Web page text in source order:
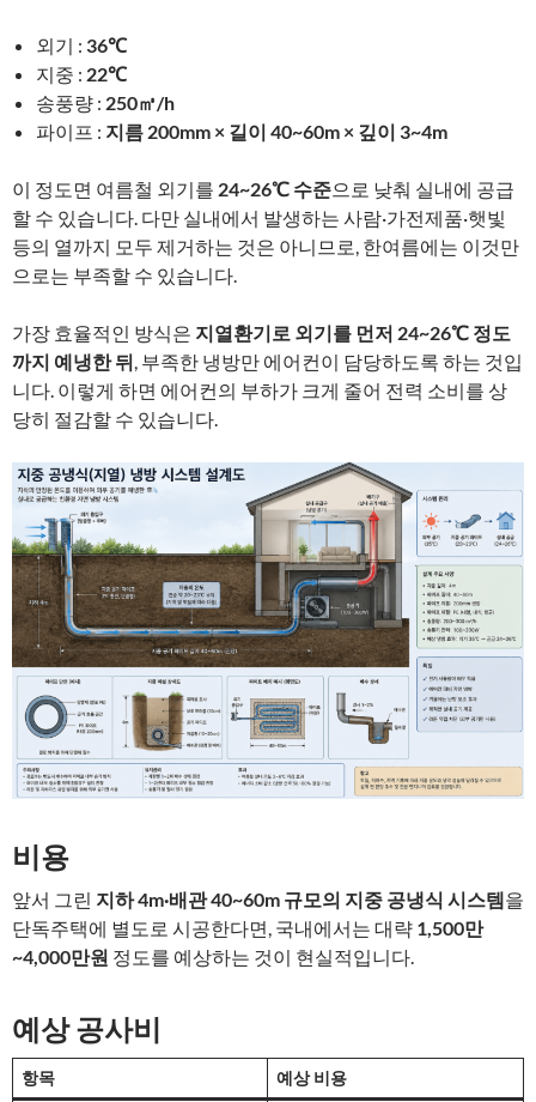
외기 : 36℃
지중 : 22℃
송풍량 : 250㎥/h
파이프 : 지름 200mm × 길이 40~60m × 깊이 3~4m
이 정도면 여름철 외기를 24~26℃ 수준으로 낮춰 실내에 공급
할 수 있습니다. 다만 실내에서 발생하는 사람·가전제품·햇빛
등의 열까지 모두 제거하는 것은 아니므로, 한여름에는 이것만
으로는 부족할 수 있습니다.
가장 효율적인 방식은 지열환기로 외기를 먼저 24~26℃ 정도
까지 예냉한 뒤, 부족한 냉방만 에어컨이 담당하도록 하는 것입
니다. 이렇게 하면 에어컨의 부하가 크게 줄어 전력 소비를 상
당히 절감할 수 있습니다.
비용
앞서 그린 지하 4m·배관 40~60m 규모의 지중 공냉식 시스템을
단독주택에 별도로 시공한다면, 국내에서는 대략 1,500만
~4,000만원 정도를 예상하는 것이 현실적입니다.
예상 공사비
항목 예상 비용